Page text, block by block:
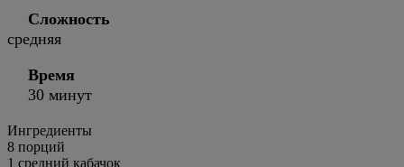
Сложность
средняя
Время
30 минут
Ингредиенты
8 порций
1 средний кабачок